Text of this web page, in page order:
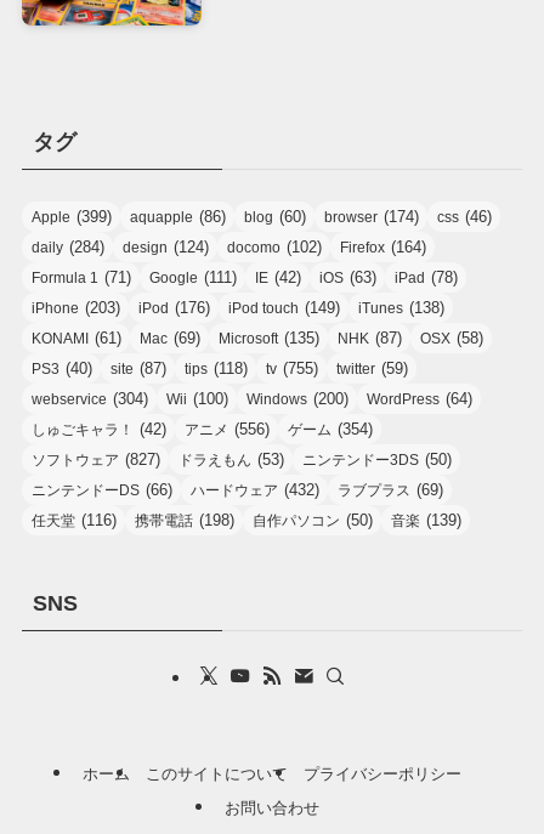
タグ
Apple (399) aquapple (86) blog (60) browser (174) css (46)
daily (284) design (124) docomo (102) Firefox (164)
Formula 1 (71) Google (111) IE (42) iOS (63) iPad (78)
iPhone (203) iPod (176) iPod touch (149) iTunes (138)
KONAMI (61) Mac (69) Microsoft(135) NHK (87) OSX (58)
PS3 (40) site (87) tips (118) tv (755) twitter (59)
webservice (304) Wii (100) Windows (200) WordPress (64)
しゅごキャラ！ (42) アニメ (556) ゲーム (354)
ソフトウェア (827) ドラえもん (53) ニンテンドー3DS (50)
ニンテンドーDS (66) ハードウェア (432) ラブプラス (69)
任天堂 (116) 携帯電話 (198) 自作パソコン (50) 音楽 (139)
SNS
ホーム このサイトについて
プライバシーポリシー
お問い合わせ